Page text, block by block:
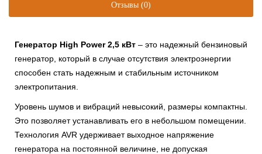
Отзывы (0)
Генератор High Power 2,5 кВт – это надежный бензиновый
генератор, который в случае отсутствия электроэнергии
способен стать надежным и стабильным источником
электропитания.
Уровень шумов и вибраций невысокий, размеры компактны.
Это позволяет устанавливать его в небольшом помещении.
Технология AVR удерживает выходное напряжение
генератора на постоянной величине, не допуская